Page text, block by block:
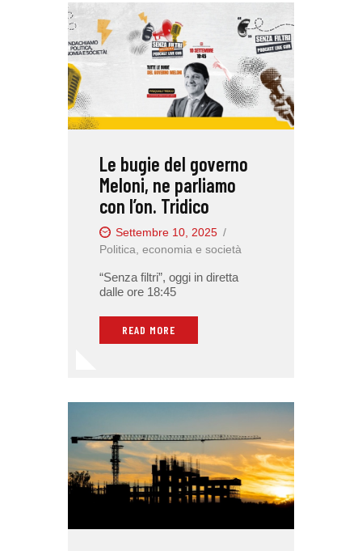
Le bugie del governo
Meloni, ne parliamo
con l’on. Tridico
Settembre 10, 2025
Politica, economia e società
“Senza filtri”, oggi in diretta
dalle ore 18:45
READ MORE